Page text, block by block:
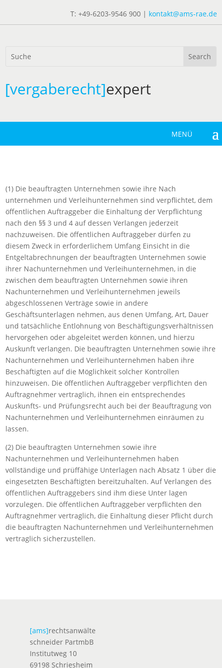
T: +49-6203-9546 900 | kontakt@ams-rae.de
[vergaberecht]expert
(1) Die beauftragten Unternehmen sowie ihre Nach
unternehmen und Verleihunternehmen sind verpflichtet, dem
öffentlichen Auftraggeber die Einhaltung der Verpflichtung
nach den §§ 3 und 4 auf dessen Verlangen jederzeit
nachzuweisen. Die öffentlichen Auftraggeber dürfen zu
diesem Zweck in erforderlichem Umfang Einsicht in die
Entgeltabrechnungen der beauftragten Unternehmen sowie
ihrer Nachunternehmen und Verleihunternehmen, in die
zwischen dem beauftragten Unternehmen sowie ihren
Nachunternehmen und Verleihunternehmen jeweils
abgeschlossenen Verträge sowie in andere
Geschäftsunterlagen nehmen, aus denen Umfang, Art, Dauer
und tatsächliche Entlohnung von Beschäftigungsverhältnissen
hervorgehen oder abgeleitet werden können, und hierzu
Auskunft verlangen. Die beauftragten Unternehmen sowie ihre
Nachunternehmen und Verleihunternehmen haben ihre
Beschäftigten auf die Möglichkeit solcher Kontrollen
hinzuweisen. Die öffentlichen Auftraggeber verpflichten den
Auftragnehmer vertraglich, ihnen ein entsprechendes
Auskunfts- und Prüfungsrecht auch bei der Beauftragung von
Nachunternehmen und Verleihunternehmen einräumen zu
lassen.
(2) Die beauftragten Unternehmen sowie ihre
Nachunternehmen und Verleihunternehmen haben
vollständige und prüffähige Unterlagen nach Absatz 1 über die
eingesetzten Beschäftigten bereitzuhalten. Auf Verlangen des
öffentlichen Auftraggebers sind ihm diese Unter lagen
vorzulegen. Die öffentlichen Auftraggeber verpflichten den
Auftragnehmer vertraglich, die Einhaltung dieser Pflicht durch
die beauftragten Nachunternehmen und Verleihunternehmen
vertraglich sicherzustellen.
[ams]rechtsanwälte
schneider PartmbB
Institutweg 10
69198 Schriesheim